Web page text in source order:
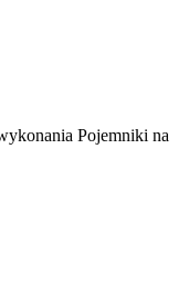
Pojemniki na